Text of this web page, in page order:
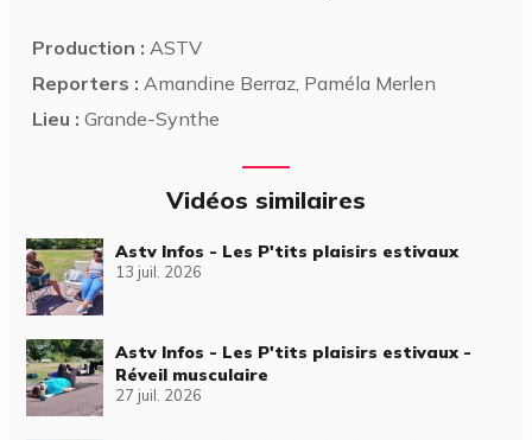
Production : ASTV
Reporters : Amandine Berraz, Paméla Merlen
Lieu : Grande-Synthe
Vidéos similaires
Astv Infos - Les P'tits plaisirs estivaux
13 juil. 2026
Astv Infos - Les P'tits plaisirs estivaux -
Réveil musculaire
27 juil. 2026